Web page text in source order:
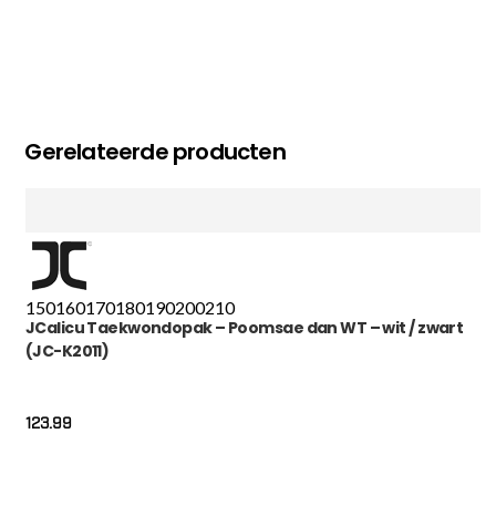
Gerelateerde producten
150160170180190200210
JCalicu Taekwondopak – Poomsae dan WT – wit / zwart
(JC-K2011)
123.99